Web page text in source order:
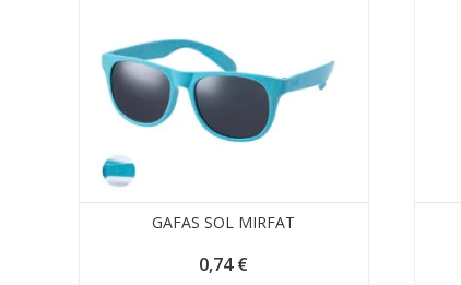
GAFAS SOL MIRFAT
0,74€